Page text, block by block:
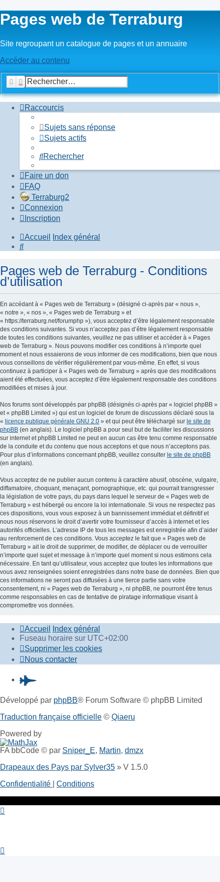
Pages web de Terraburg
Site regroupant un catalogue de pages et un annuaire
Accéder au contenu
Rechercher
Recherche avancée
Raccourcis
Sujets sans réponse
Sujets actifs
Rechercher
Faire un don
FAQ
Terraburg2
Connexion
Inscription
Accueil
Index général
Rechercher
Pages web de Terraburg - Conditions
d’utilisation
En accédant à « Pages web de Terraburg » (désigné ci-après par « nous »,
« notre », « nos », « Pages web de Terraburg » et
« https://terraburg.net/forumphp »), vous acceptez d’être légalement responsable
des conditions suivantes. Si vous n’acceptez pas d’être légalement responsable
de toutes les conditions suivantes, veuillez ne pas utiliser et accéder à « Pages
web de Terraburg ». Nous pouvons modifier ces conditions à n’importe quel
moment et nous essaierons de vous informer de ces modifications, bien que nous
vous conseillons de vérifier régulièrement par vous-même. En effet, si vous
continuez à participer à « Pages web de Terraburg » après que des modifications
aient été effectuées, vous acceptez d’être légalement responsable des conditions
modifiées et mises à jour.
Nos forums sont développés par phpBB (désignés ci-après par « logiciel phpBB »
et « phpBB Limited ») qui est un logiciel de forum de discussions déclaré sous la
« licence publique générale GNU 2.0 » et qui peut être téléchargé sur le site de
phpBB (en anglais). Le logiciel phpBB a pour seul but de faciliter les discussions
sur internet et phpBB Limited ne peut en aucun cas être tenu comme responsable
de la conduite et du contenu que nous acceptons et que nous n’acceptons pas.
Pour plus d’informations concernant phpBB, veuillez consulter le site de phpBB
(en anglais).
Vous acceptez de ne publier aucun contenu à caractère abusif, obscène, vulgaire,
diffamatoire, choquant, menaçant, pornographique, etc. qui pourrait transgresser
la législation de votre pays, du pays dans lequel le serveur de « Pages web de
Terraburg » est hébergé ou encore la loi internationale. Si vous ne respectez pas
ces dispositions, vous vous exposez à un bannissement immédiat et définitif et
nous nous réservons le droit d’avertir votre fournisseur d’accès à internet et les
autorités officielles. L’adresse IP de tous les messages est enregistrée afin d’aider
au renforcement de ces conditions. Vous acceptez le fait que « Pages web de
Terraburg » ait le droit de supprimer, de modifier, de déplacer ou de verrouiller
n’importe quel sujet et message à n’importe quel moment si nous estimons cela
nécessaire. En tant qu’utilisateur, vous acceptez que toutes les informations que
vous avez renseignées soient enregistrées dans notre base de données. Bien que
ces informations ne seront pas diffusées à une tierce partie sans votre
consentement, ni « Pages web de Terraburg », ni phpBB, ne pourront être tenus
comme responsables en cas de tentative de piratage informatique visant à
compromettre vos données.
Accueil
Index général
Fuseau horaire sur UTC+02:00
Supprimer les cookies
Nous contacter
Pardus.at
(S’ouvre
nouvel
Développé par phpBB® Forum Software © phpBB Limited
Traduction française officielle © Qiaeru
Powered by
FA bbCode © par Sniper_E, Martin, dmzx
Drapeaux des Pays par Sylver35 » V 1.5.0
Confidentialité
Conditions